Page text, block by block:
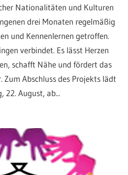
Nationalitäten und Kulturen
drei Monaten regelmäßig
und Kennenlernen getroffen.
verbindet. Es lässt Herzen
schafft Nähe und fördert das
Zum Abschluss des Projekts lädt
22. August, ab...